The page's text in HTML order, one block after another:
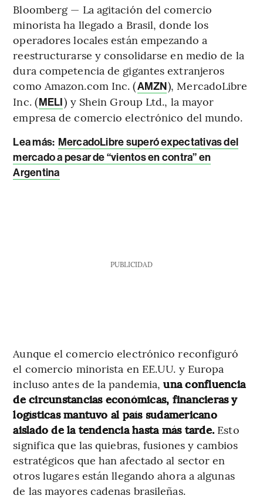
Bloomberg — La agitación del comercio
minorista ha llegado a Brasil, donde los
operadores locales están empezando a
reestructurarse y consolidarse en medio de la
dura competencia de gigantes extranjeros
como Amazon.com Inc. (AMZN), MercadoLibre
Inc. (MELI) y Shein Group Ltd., la mayor
empresa de comercio electrónico del mundo.
Lea más: MercadoLibre superó expectativas del
mercado a pesar de “vientos en contra” en
Argentina
PUBLICIDAD
Aunque el comercio electrónico reconfiguró
el comercio minorista en EE.UU. y Europa
incluso antes de la pandemia,una confluencia
de circunstancias económicas, financieras y
logísticas mantuvo al país sudamericano
aislado de la tendencia hasta más tarde. Esto
significa que las quiebras, fusiones y cambios
estratégicos que han afectado al sector en
otros lugares están llegando ahora a algunas
de las mayores cadenas brasileñas.